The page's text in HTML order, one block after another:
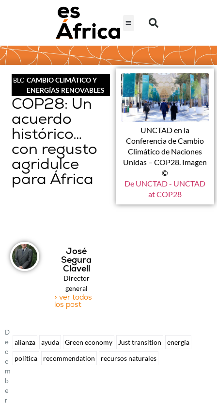
BLOGCAMBIO CLIMÁTICO Y
ENERGÍAS RENOVABLES
COP28: Un
acuerdo
histórico…
con regusto
agridulce
para África
UNCTAD en la
Conferencia de Cambio
Climático de Naciones
Unidas – COP28. Imagen
©
De UNCTAD - UNCTAD
at COP28
José
Segura
Clavell
Director
general
> ver todos
los post
D
E
C
E
M
B
E
R
alianza ayuda Green economy Just transition
energía
política
recommendation recursos naturales